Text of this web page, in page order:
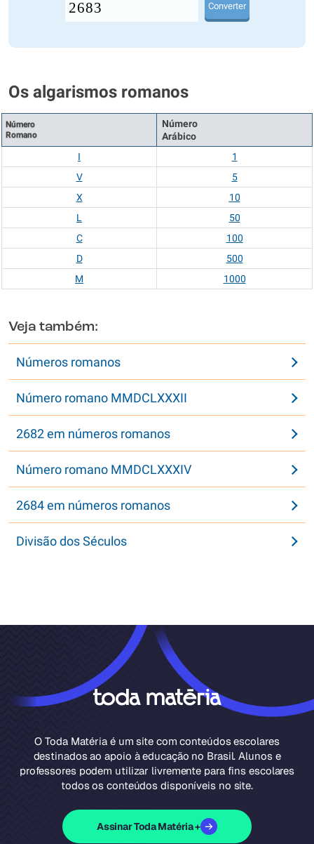
Converter
Os algarismos romanos
Número
Romano
Número
Arábico
I
1
V
5
X
10
L
50
C
100
D
500
M
1000
Veja também:
Números romanos
Número romano MMDCLXXXII
2682 em números romanos
Número romano MMDCLXXXIV
2684 em números romanos
Divisão dos Séculos
O Toda Matéria é um site com conteúdos escolares
destinados ao apoio à educação no Brasil. Alunos e
professores podem utilizar livremente para fins escolares
todos os conteúdos disponíveis no site.
Assinar Toda Matéria +